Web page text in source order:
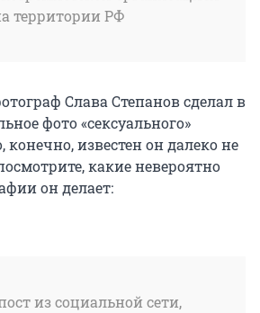
территории РФ
Слава Степанов сделал в
фото «сексуального»
конечно, известен он далеко не
какие невероятно
он делает:
из социальной сети,